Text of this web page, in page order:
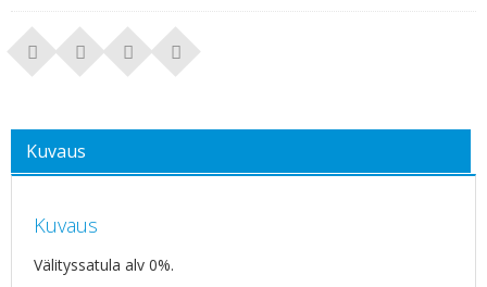
Kuvaus
Kuvaus
Välityssatula alv 0%.